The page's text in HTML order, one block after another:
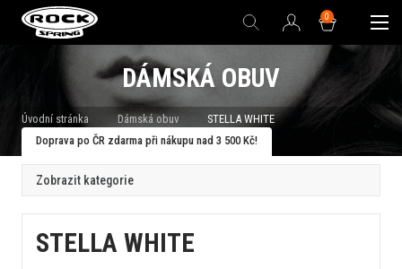
0
DÁMSKÁ OBUV
Úvodní stránka Dámská obuv
STELLA WHITE
Doprava po ČR zdarma při nákupu nad 3 500 Kč!
STELLA WHITE
Zobrazit kategorie